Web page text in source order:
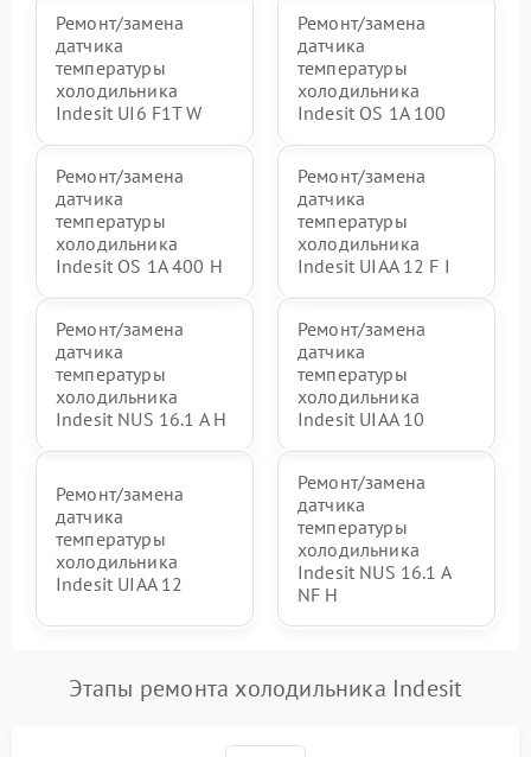
Ремонт/замена
датчика
температуры
холодильника
Indesit UI6 F1T W
Ремонт/замена
датчика
температуры
холодильника
Indesit OS 1A 100
Ремонт/замена
датчика
температуры
холодильника
Indesit OS 1A 400 H
Ремонт/замена
датчика
температуры
холодильника
Indesit UIAA 12 F I
Ремонт/замена
датчика
температуры
холодильника
Indesit NUS 16.1 A H
Ремонт/замена
датчика
температуры
холодильника
Indesit UIAA 10
Ремонт/замена
датчика
температуры
холодильника
Indesit UIAA 12
Ремонт/замена
датчика
температуры
холодильника
Indesit NUS 16.1 A
NF H
Этапы ремонта холодильника Indesit